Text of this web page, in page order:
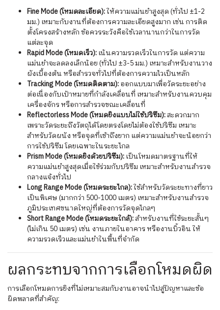
Fine Mode (โหมดละเอียด):ให้ความแม่นยำสูงสุด (ทั่วไป ±1-2
มม.) เหมาะกับงานที่ต้องการความละเอียดสูงมาก เช่น การติด
ตั้งโครงสร้างหลัก ข้อควรระวังคือใช้เวลานานกว่าในการวัด
แต่ละจุด
Rapid Mode (โหมดเร็ว):เน้นความรวดเร็วในการวัด แต่ความ
แม่นยำจะลดลงเล็กน้อย (ทั่วไป ±3-5 มม.) เหมาะสำหรับงานวาง
ผังเบื้องต้น หรือสำรวจทั่วไปที่ต้องการความไวเป็นหลัก
Tracking Mode (โหมดติดตาม):ออกแบบมาเพื่อวัดระยะอย่าง
ต่อเนื่องกับเป้าหมายที่กำลังเคลื่อนที่ เหมาะสำหรับงานควบคุม
เครื่องจักร หรือการสำรวจขณะเคลื่อนที่
Reflectorless Mode (โหมดยิงแบบไม่ใช้ปริซึม):สะดวกมาก
เพราะวัดระยะถึงวัตถุได้โดยตรงโดยไม่ต้องใช้ปริซึม เหมาะ
สำหรับวัดผนัง หรือจุดที่เข้าถึงยาก แต่ความแม่นยำจะน้อยกว่า
การใช้ปริซึม โดยเฉพาะในระยะไกล
Prism Mode (โหมดยิงด้วยปริซึม):เป็นโหมดมาตรฐานที่ให้
ความแม่นยำสูงสุดเมื่อใช้ร่วมกับปริซึม เหมาะสำหรับงานสำรวจ
กลางแจ้งทั่วไป
Long Range Mode (โหมดระยะไกล):ใช้สำหรับวัดระยะทางที่ยาว
เป็นพิเศษ (มากกว่า 500-1000 เมตร) เหมาะสำหรับงานสำรวจ
ภูมิประเทศขนาดใหญ่ที่ต้องการวัดจุดไกลๆ
Short Range Mode (โหมดระยะใกล้):สำหรับงานที่ใช้ระยะสั้นๆ
(ไม่เกิน 50 เมตร) เช่น งานภายในอาคาร หรืองานบิ้วอิน ให้
ความรวดเร็วและแม่นยำในพื้นที่จำกัด
ผลกระทบจากการเลือกโหมดผิด
การเลือกโหมดการยิงที่ไม่เหมาะสมกับงานอาจนำไปสู่ปัญหาและข้อ
ผิดพลาดที่สำคัญ: